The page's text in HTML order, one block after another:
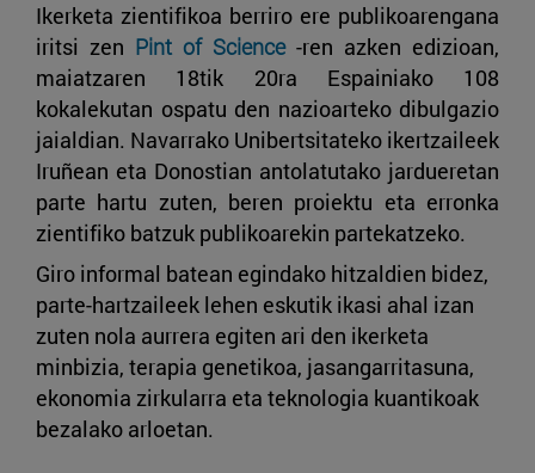
Ikerketa zientifikoa berriro ere publikoarengana
iritsi zen Pint of Science-ren azken edizioan,
maiatzaren 18tik 20ra Espainiako 108
kokalekutan ospatu den nazioarteko dibulgazio
jaialdian. Navarrako Unibertsitateko ikertzaileek
Iruñean eta Donostian antolatutako jardueretan
parte hartu zuten, beren proiektu eta erronka
zientifiko batzuk publikoarekin partekatzeko.
Giro informal batean egindako hitzaldien bidez,
parte-hartzaileek lehen eskutik ikasi ahal izan
zuten nola aurrera egiten ari den ikerketa
minbizia, terapia genetikoa, jasangarritasuna,
ekonomia zirkularra eta teknologia kuantikoak
bezalako arloetan.